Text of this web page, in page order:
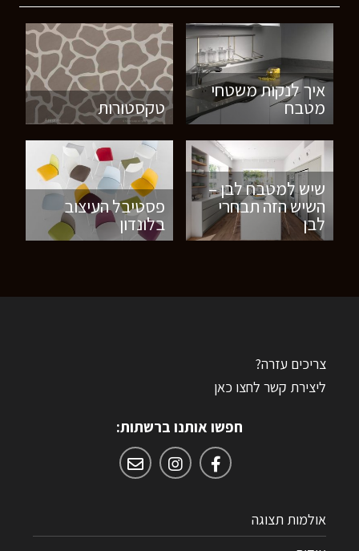
איך לנקות משטחי
מטבח טקסטורות
שיש למטבח לבן –
השיש הזה תבחרי
לבן
פסטיבל העיצוב
בלונדון
צריכים עזרה?
ליצירת קשר לחצו כאן
חפשו אותנו ברשתות:
אולמות תצוגה